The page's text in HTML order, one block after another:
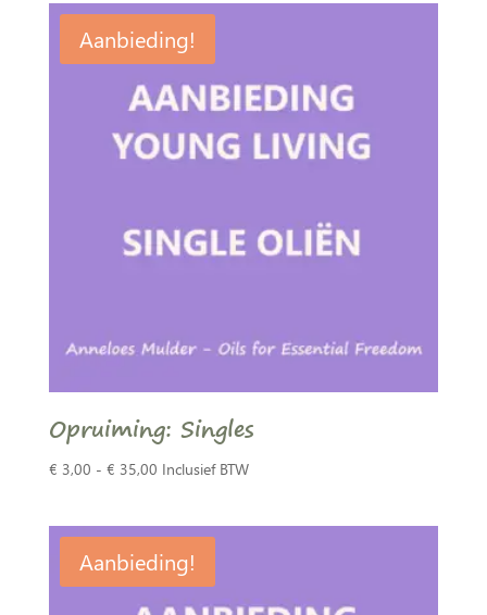
Aanbieding!
Opruiming: Singles
€ 3,00 - € 35,00Prijsklasse:
€ 35,00
Inclusief BTW
Aanbieding!